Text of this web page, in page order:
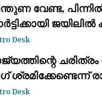
വേണ്ട,
എം.വി.
ആയങ്കി
Desk
ശ്രമിക്കേണ്ടെന്ന്
ചോദ്യ
Desk